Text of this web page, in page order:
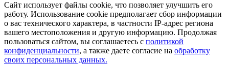
Сайт использует файлы cookie, что позволяет улучшить его
работу. Использование cookie предполагает сбор информации
о вас технического характера, в частности IP-адрес региона
вашего местоположения и другую информацию. Продолжая
пользоваться сайтом, вы соглашаетесь с политикой
конфиденциальности, а также даете согласие на обработку
своих персональных данных.